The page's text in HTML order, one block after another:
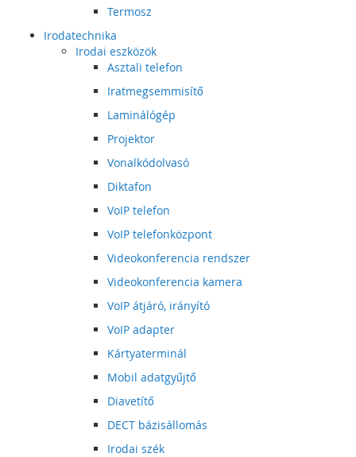
Termosz
Irodatechnika
Irodai eszközök
Asztali telefon
Iratmegsemmisítő
Laminálógép
Projektor
Vonalkódolvasó
Diktafon
VoIP telefon
VoIP telefonközpont
Videokonferencia rendszer
Videokonferencia kamera
VoIP átjáró, irányító
VoIP adapter
Kártyaterminál
Mobil adatgyűjtő
Diavetítő
DECT bázisállomás
Irodai szék